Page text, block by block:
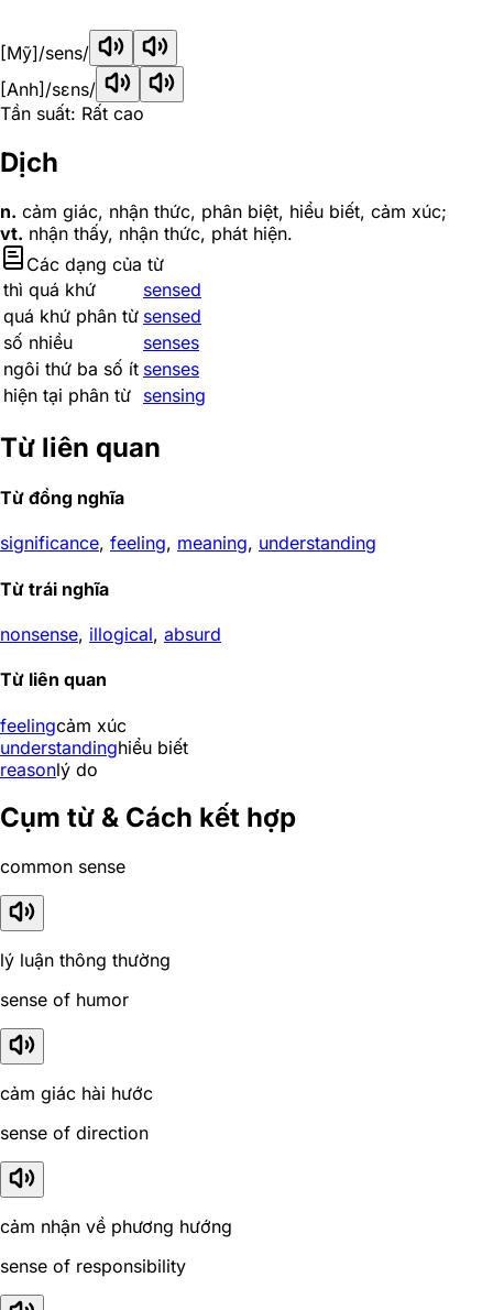
[Mỹ]/sens/
[Anh] /sɛns/
Tần suất: Rất cao
Dịch
n. cảm giác, nhận thức, phân biệt, hiểu biết, cảm xúc;
vt. nhận thấy, nhận thức, phát hiện.
Các dạng của từ
thì quá khứ
sensed
quá khứ phân từ sensed
số nhiều
senses
ngôi thứ ba số ít senses
hiện tại phân từ sensing
Từ liên quan
Từ đồng nghĩa
significance, feeling, meaning, understanding
Từ trái nghĩa
nonsense, illogical, absurd
Từ liên quan
feelingcảm xúc
understandinghiểu biết
reasonlý do
Cụm từ & Cách kết hợp
common sense
lý luận thông thường
sense of humor
cảm giác hài hước
sense of direction
cảm nhận về phương hướng
sense of responsibility